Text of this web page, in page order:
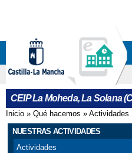
CEIP La Moheda, La Solana
Se encuentra
Inicio » Qué hacemos » Actividades
NUESTRAS ACTIVIDADES
Actividades